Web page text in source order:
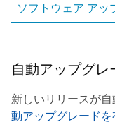
ソフトウェア アッ
自動アップグレ
新しいリリースが自
動アップグレードを